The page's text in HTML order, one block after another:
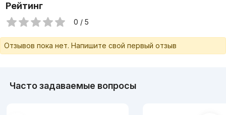
Рейтинг
0 / 5
Отзывов пока нет. Напишите свой первый отзыв
Часто задаваемые вопросы